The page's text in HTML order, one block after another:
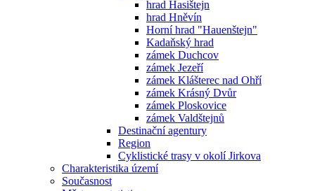
hrad Hasištejn
hrad Hněvín
Horní hrad "Hauenštejn"
Kadaňský hrad
zámek Duchcov
zámek Jezeří
zámek Klášterec nad Ohří
zámek Krásný Dvůr
zámek Ploskovice
zámek Valdštejnů
Destinační agentury
Region
Cyklistické trasy v okolí Jirkova
Charakteristika území
Současnost